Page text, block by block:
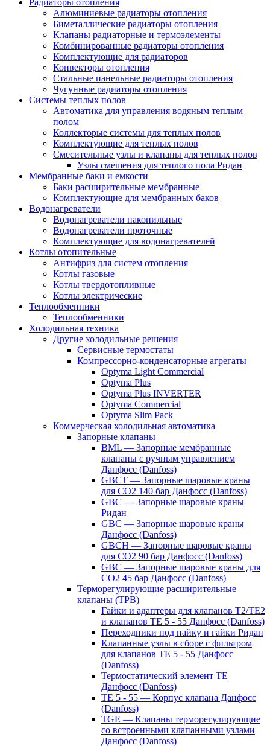
Радиаторы отопления
Алюминиевые радиаторы отопления
Биметаллические радиаторы отопления
Клапаны радиаторные и термоэлементы
Комбинированные радиаторы отопления
Комплектующие для радиаторов
Конвекторы отопления
Стальные панельные радиаторы отопления
Чугунные радиаторы отопления
Системы теплых полов
Автоматика для управления водяным теплым
полом
Коллекторые системы для теплых полов
Комплектующие для теплых полов
Смесительные узлы и клапаны для теплых полов
Узлы смешения для теплого пола Ридан
Мембранные баки и емкости
Баки расширительные мембранные
Комплектующие для мембранных баков
Водонагреватели
Водонагреватели накопильные
Водонагреватели проточные
Комплектующие для водонагревателей
Котлы отопительные
Антифриз для систем отопления
Котлы газовые
Котлы твердотопливные
Котлы электрические
Теплообменники
Теплообменники
Холодильная техника
Другие холодильные решения
Сервисные термостаты
Компрессорно-конденсаторные агрегаты
Optyma Light Commercial
Optyma Plus
Optyma Plus INVERTER
Optyma Commercial
Optyma Slim Pack
Коммерческая холодильная автоматика
Запорные клапаны
BML — Запорные мембранные
клапаны с ручным управлением
Данфосс (Danfoss)
GBCT — Запорные шаровые краны
для CO2 140 бар Данфосс (Danfoss)
GBC — Запорные шаровые краны
Ридан
GBC — Запорные шаровые краны
Данфосс (Danfoss)
GBCH — Запорные шаровые краны
для CO2 90 бар Данфосс (Danfoss)
GBC — Запорные шаровые краны для
CO2 45 бар Данфосс (Danfoss)
Терморегулирующие расширительные
клапаны (ТРВ)
Гайки и адаптеры для клапанов T2/TE2
и клапанов TE 5 - 55 Данфосс (Danfoss)
Переходники под пайку и гайки Ридан
Клапанные узлы в сборе с фильтром
для клапанов TE 5 - 55 Данфосс
(Danfoss)
Термостатический элемент TE
Данфосс (Danfoss)
TE 5 - 55 — Корпус клапана Данфосс
(Danfoss)
TGE — Клапаны терморегулирующие
со встроенными клапанными узлами
Данфосс (Danfoss)